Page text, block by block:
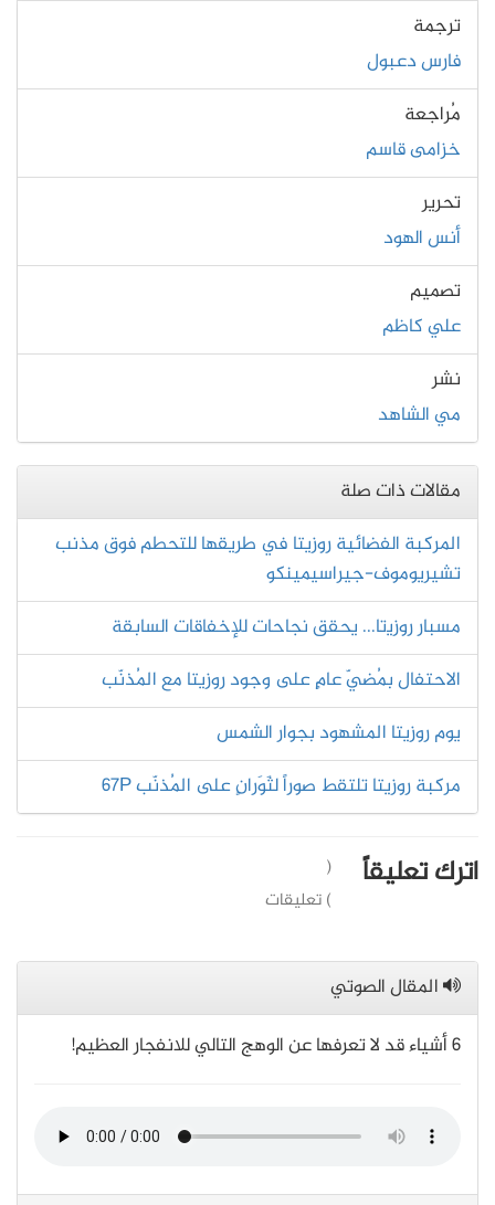
ترجمة
فارس دعبول
مُراجعة
خزامى قاسم
تحرير
أنس الهود
تصميم
علي كاظم
نشر
مي الشاهد
مقالات ذات صلة
المركبة الفضائية روزيتا في طريقها للتحطم فوق مذنب
تشيريوموف-جيراسيمينكو
ﻣﺴﺒﺎﺭ ﺭﻭﺯﻳتا... ﻳﺤﻘﻖ ﻧﺠﺎﺣﺎﺕ ﻟﻺﺧﻔﺎﻗﺎﺕ ﺍﻟﺴﺎﺑﻘﺔ
الاحتفال بمُضيّ عامٍ على وجود روزيتا مع المُذنّب
يوم روزيتا المشهود بجوار الشمس
مركبة روزيتا تلتقط صوراً لثَوَرانٍ على المُذنّب 67P
اترك تعليقاً
(
) تعليقات
المقال الصوتي
6 أشياء قد لا تعرفها عن الوهج التالي للانفجار العظيم!